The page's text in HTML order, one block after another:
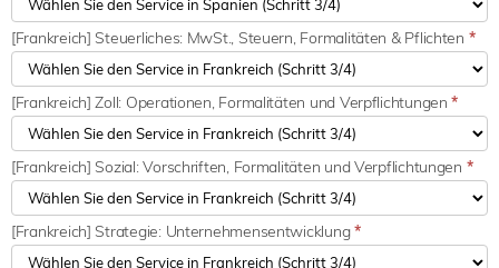
[Frankreich] Steuerliches: MwSt., Steuern, Formalitäten & Pflichten *
[Frankreich] Zoll: Operationen, Formalitäten und Verpflichtungen*
[Frankreich] Sozial: Vorschriften, Formalitäten und Verpflichtungen *
[Frankreich] Strategie: Unternehmensentwicklung*